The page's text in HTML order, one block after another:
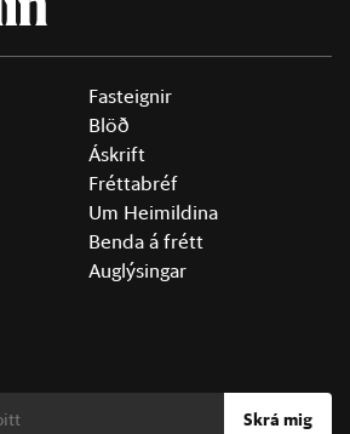
Fasteignir
Blöð
Áskrift
Fréttabréf
Um Heimildina
Benda á frétt
Auglýsingar
Skrá mig